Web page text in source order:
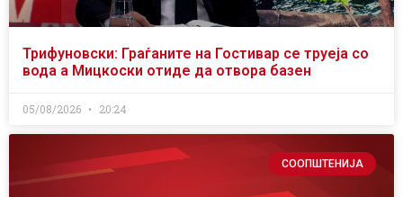
Трифуновски: Граѓаните на Гостивар се труеја со
вода а Мицкоски отиде да отвора базен
05/08/2026 20:24
СООПШТЕНИЈА